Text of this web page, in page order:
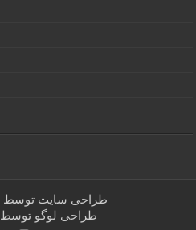
طراحی سایت توسط
طراحی لوگو توسط